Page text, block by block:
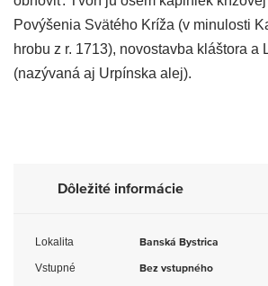
Povýšenia Svätého Kríža (v minulosti
hrobu z r. 1713), novostavba kláštora a
(nazývaná aj Urpínska alej).
Dôležité informácie
Lokalita Banská Bystrica
Vstupné Bez vstupného